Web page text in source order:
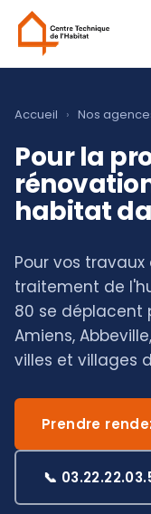
Accueil › Nos
Pour la
habitat
Pour vos
traitement de
80 se déplacent
Amiens,
villes et villages
Prendre
📞